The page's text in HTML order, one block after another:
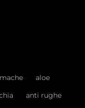
aloe
anti rughe